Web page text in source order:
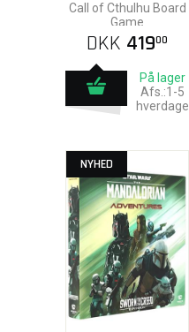
Call of Cthulhu Board
Game
DKK 41900
På lager
Afs.:1-5
hverdage
NYHED